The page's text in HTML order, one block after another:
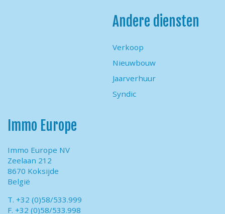
Andere diensten
Verkoop
Nieuwbouw
Jaarverhuur
Syndic
Immo Europe
Immo Europe NV
Zeelaan 212
8670 Koksijde
België
T. +32 (0)58/533.999
F. +32 (0)58/533.998